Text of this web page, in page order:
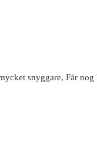
snyggare, Får nog